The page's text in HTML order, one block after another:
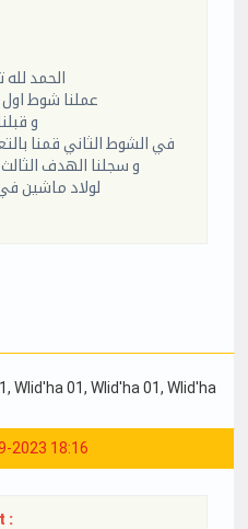
الحمد
عملنا شوط اول
و
في الشوط الثاني قمنا
و سجلنا الهدف الثالث
لولاد ماشين
, Wlid'ha 01, Wlid'ha 01, Wlid'ha
2023 18:16
: